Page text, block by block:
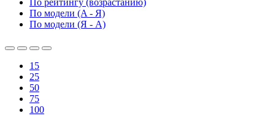
По рейтингу (возрастанию)
По модели (A - Я)
По модели (Я - A)
15
25
50
75
100